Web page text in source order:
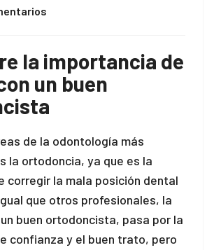
la importancia de
un buen
de la odontología más
la ortodoncia, ya que es la
corregir la mala posición dental
que otros profesionales, la
buen ortodoncista, pasa por la
confianza y el buen trato, pero